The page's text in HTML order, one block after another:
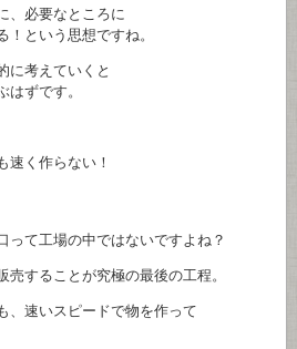
必要なところに
という思想ですね。
考えていくと
ずです。
く作らない！
て工場の中ではないですよね？
することが究極の最後の工程。
速いスピードで物を作って